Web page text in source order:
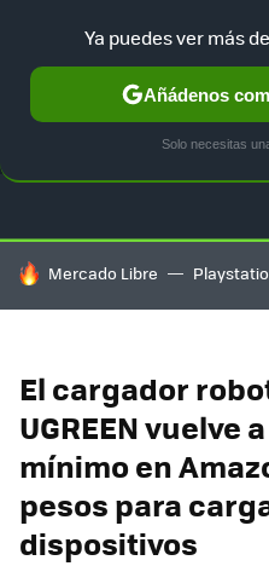
GUÍA DE
HOY SE HABLA DE
Mercado Libre
El cargador
UGREEN vuelve
mínimo en
pesos para
dispositivos
Ya puedes ver más
Añádenos
Solo necesitas